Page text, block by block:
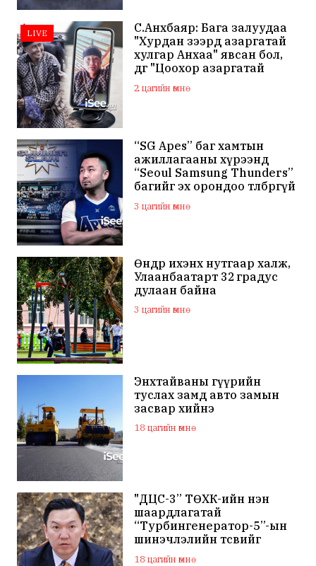
LIVE
С.Анхбаяр: Бага залуудаа
"Хурдан зээрд азаргатай
хулгар Анхаа" явсан бол,
өдгөө "Цоохор азаргатай
цоохор дээлтэй Анхаа"
болжээ
2 цагийн өмнө
“SG Apes” баг хамтын
ажиллагааны хүрээнд
“Seoul Samsung Thunders”
багийг эх орондоо төлбөргүй
авчирсан нь Монголын
сагсан бөмбөг шинэ түвшинд
3 цагийн өмнө
Өнөөдөр ихэнх нутгаар халж,
Улаанбаатарт 32 градус
дулаан байна
3 цагийн өмнө
Энхтайваны гүүрийн
туслах замд авто замын
засвар хийнэ
18 цагийн өмнө
"ДЦС-3” ТӨХК-ийн нэн
шаардлагатай
“Турбингенератор-5”-ын
шинэчлэлийн төсвийг
шийдвэрлэхээр болов
18 цагийн өмнө